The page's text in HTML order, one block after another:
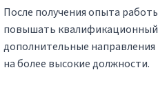
После получения опыта
повышать квалификационный
дополнительные
на более высокие должности.